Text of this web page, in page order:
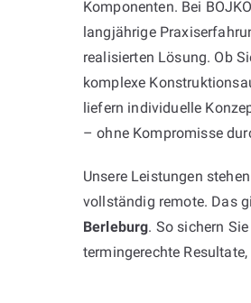
Komponenten. Bei
langjährige
realisierten Lösung. Ob
komplexe
liefern individuelle
– ohne Kompromisse
Unsere Leistungen
vollständig remote. Das
Berleburg. So sichern
termingerechte